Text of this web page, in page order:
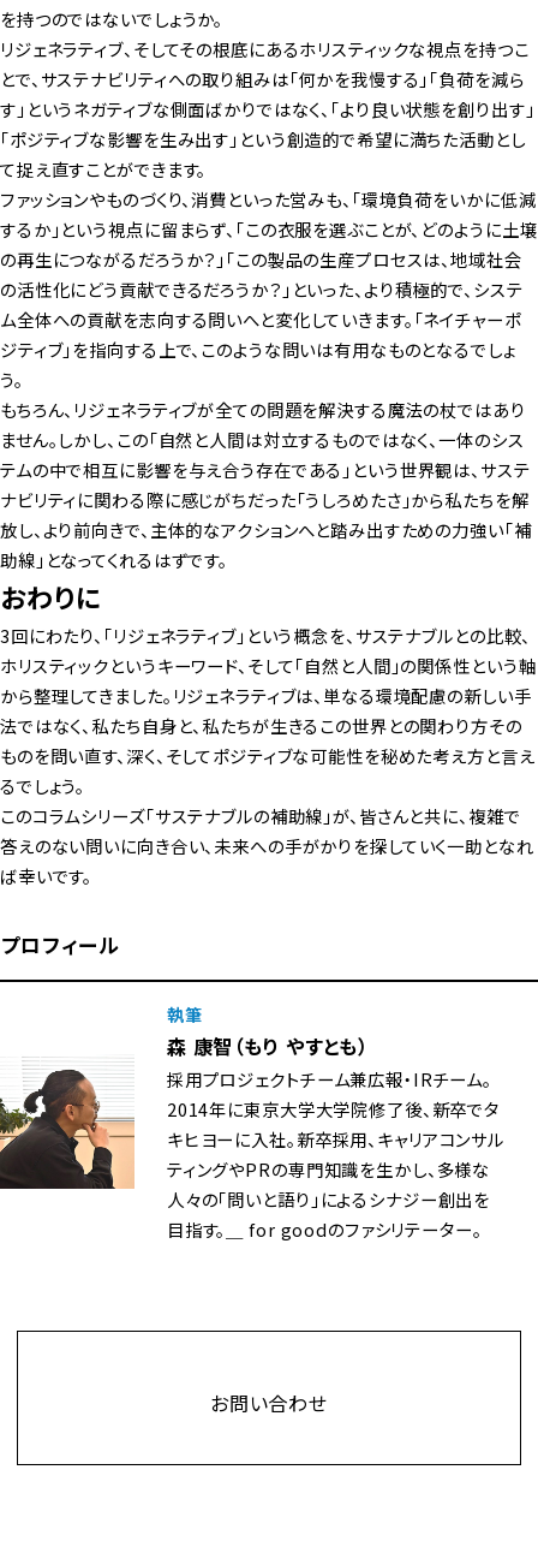
を持つのではないでしょうか。
リジェネラティブ、そしてその根底にあるホリスティックな視点を持つこ
とで、サステナビリティへの取り組みは「何かを我慢する」「負荷を減ら
す」というネガティブな側面ばかりではなく、「より良い状態を創り出す」
「ポジティブな影響を生み出す」という創造的で希望に満ちた活動とし
て捉え直すことができます。
ファッションやものづくり、消費といった営みも、「環境負荷をいかに低減
するか」という視点に留まらず、「この衣服を選ぶことが、どのように土壌
の再生につながるだろうか？」「この製品の生産プロセスは、地域社会
の活性化にどう貢献できるだろうか？」といった、より積極的で、システ
ム全体への貢献を志向する問いへと変化していきます。「ネイチャーポ
ジティブ」を指向する上で、このような問いは有用なものとなるでしょ
う。
もちろん、リジェネラティブが全ての問題を解決する魔法の杖ではあり
ません。しかし、この「自然と人間は対立するものではなく、一体のシス
テムの中で相互に影響を与え合う存在である」という世界観は、サステ
ナビリティに関わる際に感じがちだった「うしろめたさ」から私たちを解
放し、より前向きで、主体的なアクションへと踏み出すための力強い「補
助線」となってくれるはずです。
おわりに
3回にわたり、「リジェネラティブ」という概念を、サステナブルとの比較、
ホリスティックというキーワード、そして「自然と人間」の関係性という軸
から整理してきました。リジェネラティブは、単なる環境配慮の新しい手
法ではなく、私たち自身と、私たちが生きるこの世界との関わり方その
ものを問い直す、深く、そしてポジティブな可能性を秘めた考え方と言え
るでしょう。
このコラムシリーズ「サステナブルの補助線」が、皆さんと共に、複雑で
答えのない問いに向き合い、未来への手がかりを探していく一助となれ
ば幸いです。
プロフィール
執筆
森 康智（もり やすとも）
採用プロジェクトチーム兼広報・IRチーム。
2014年に東京大学大学院修了後、新卒でタ
キヒヨーに入社。新卒採用、キャリアコンサル
ティングやPRの専門知識を生かし、多様な
人々の｢問いと語り｣によるシナジー創出を
目指す。＿ for goodのファシリテーター。
Contact
お問い合わせ